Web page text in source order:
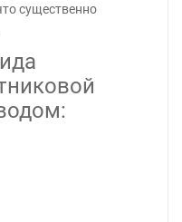
существенно